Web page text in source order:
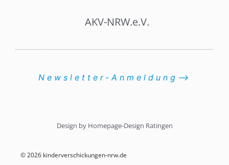
AKV-NRW.e.V.
Newsletter-Anmeldung⟶
Design by Homepage-Design Ratingen
© 2026 kinderverschickungen-nrw.de